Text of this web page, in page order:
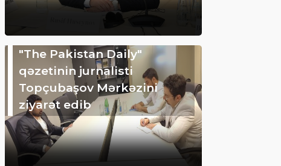
"The Pakistan Daily"
qəzetinin jurnalisti
Topçubaşov Mərkəzini
ziyarət edib